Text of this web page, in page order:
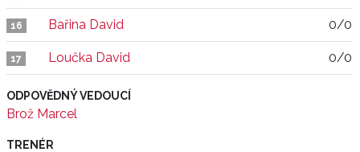
16 Bařina David 0/0
17 Loučka David 0/0
ODPOVĚDNÝ VEDOUCÍ
Brož Marcel
TRENÉR